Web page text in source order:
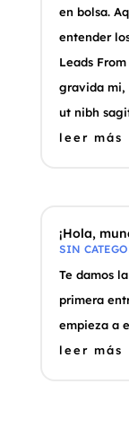
en bolsa.
entender
Leads
gravida mi,
ut nibh
leer más
¡Hola,
SIN
Te damos
primera
empieza a
leer más